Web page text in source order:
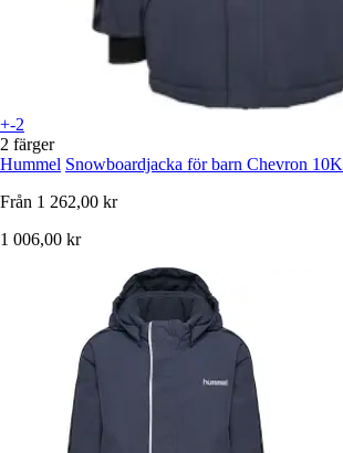
+-2
2 färger
Hummel Snowboardjacka för barn Chevron 10K
Från 1 262,00 kr
1 006,00 kr